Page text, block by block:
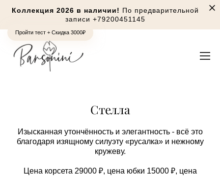
Пройти тест + Скидка 3000₽
Коллекция 2026 в наличии! По предварительной
записи +79200451145
Стелла
Изысканная утончённость и элегантность - всё это
благодаря изящному силуэту «русалка» и нежному
кружеву.
Цена корсета 29000 ₽, цена юбки 15000 ₽, цена